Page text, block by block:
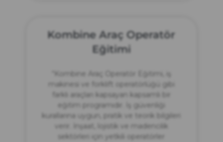
Kombine Araç Operatör
Eğitimi
“Kombine Araç Operatör Eğitimi, iş
makinesi ve forklift operatörlüğü gibi
farklı araçları kapsayan kapsamlı bir
eğitim programıdır. İş güvenliği
kurallarına uygun, pratik ve teorik bilgileri
verir. İnşaat, lojistik ve madencilik
sektörleri için yetkili operatörler